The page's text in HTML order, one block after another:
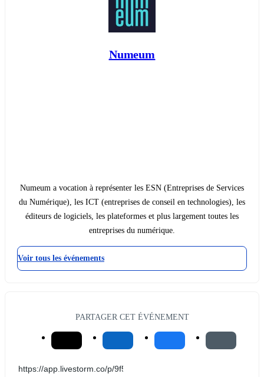
Numeum
Numeum a vocation à représenter les ESN (Entreprises de Services
du Numérique), les ICT (entreprises de conseil en technologies), les
éditeurs de logiciels, les plateformes et plus largement toutes les
entreprises du numérique.
Voir tous les événements
PARTAGER CET ÉVÉNEMENT